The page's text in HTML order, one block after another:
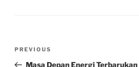
Previous
Post
PREVIOUS
Masa Depan Energi